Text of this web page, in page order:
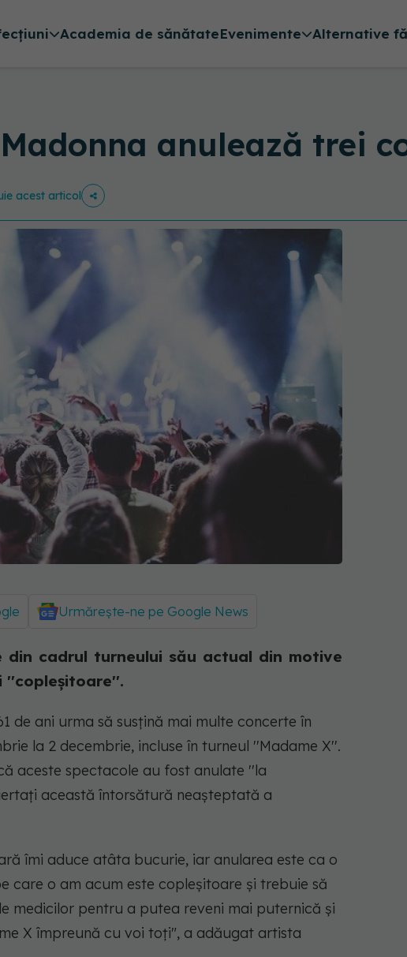
Academia de sănătateEvenimente Alternative
anulează trei
acest articol
Urmărește-ne pe Google News
cadrul turneului său actual din motive
''copleşitoare''.
de ani urma să susţină mai multe concerte în
la 2 decembrie, incluse în turneul ''Madame X''.
aceste spectacole au fost anulate ''la
această întorsătură neaşteptată a
îmi aduce atâta bucurie, iar anularea este ca o
care o am acum este copleşitoare şi trebuie să
medicilor pentru a putea reveni mai puternică şi
X împreună cu voi toţi", a adăugat artista